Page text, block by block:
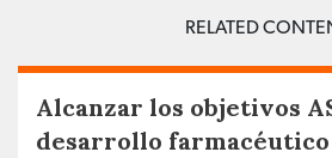
RELATED
Alcanzar los objetivos
desarrollo farmacéutico